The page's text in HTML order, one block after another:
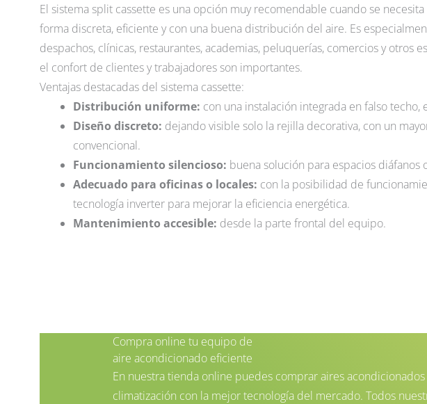
El sistema split cassette es una opción muy recomendable cuando se
forma discreta, eficiente y con una buena distribución del aire. Es
despachos, clínicas, restaurantes, academias, peluquerías, comercios y otros
el confort de clientes y trabajadores son importantes.
Ventajas destacadas del sistema cassette:
Distribución uniforme: con una instalación integrada en falso
Diseño discreto: dejando visible solo la rejilla decorativa, con un
convencional.
Funcionamiento silencioso: buena solución para espacios diáfanos
Adecuado para oficinas o locales: con la posibilidad de
tecnología inverter para mejorar la eficiencia energética.
Mantenimiento accesible: desde la parte frontal del equipo.
Compra online tu equipo de
aire acondicionado eficiente
En nuestra tienda online puedes comprar aires
climatización con la mejor tecnología del mercado. Todos